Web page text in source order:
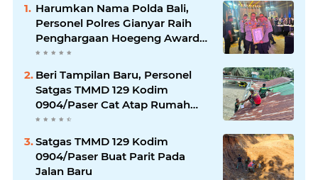
Harumkan Nama Polda Bali,
Personel Polres Gianyar Raih
Penghargaan Hoegeng Awards
2026
Beri Tampilan Baru, Personel
Satgas TMMD 129 Kodim
0904/Paser Cat Atap Rumah
Marbot
Satgas TMMD 129 Kodim
0904/Paser Buat Parit Pada
Jalan Baru